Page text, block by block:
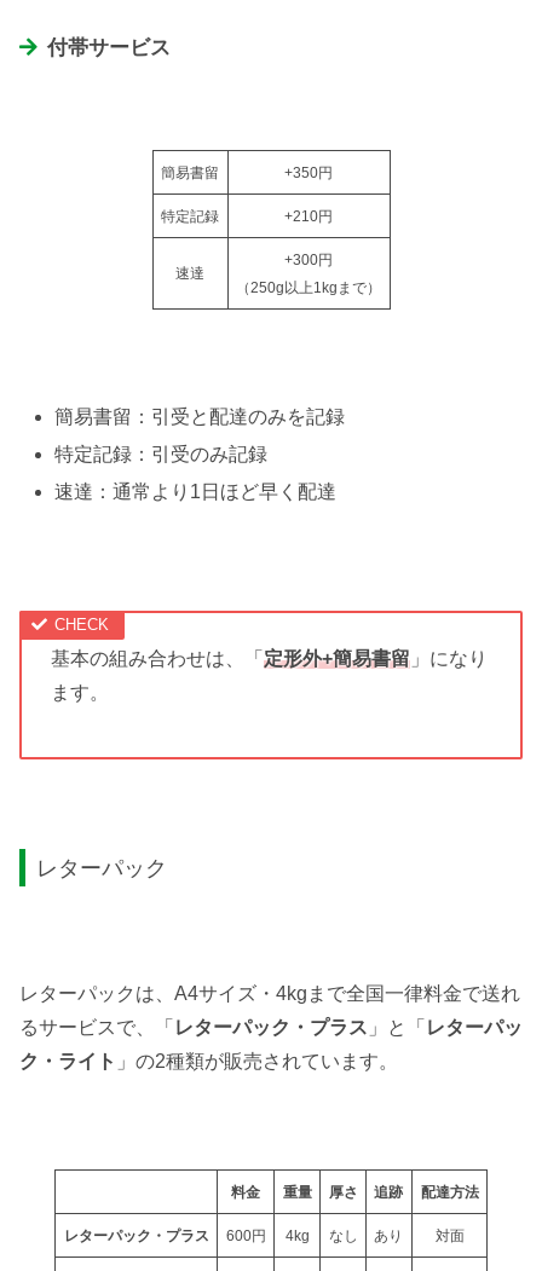
付帯サービス
簡易書留 +350円
特定記録 +210円
速達
+300円
（250g以上1kgまで）
簡易書留：引受と配達のみを記録
特定記録：引受のみ記録
速達：通常より1日ほど早く配達
基本の組み合わせは、「 定形外+簡易書留 」になり
ます。
レターパック
レターパックは、A4サイズ・4kgまで全国一律料金で送れ
るサービスで、「 レターパック・プラス 」と「 レターパッ
ク・ライト 」の2種類が販売されています。
料金 重量 厚さ 追跡 配達方法
レターパック・プラス 600円 4kg なし あり 対面